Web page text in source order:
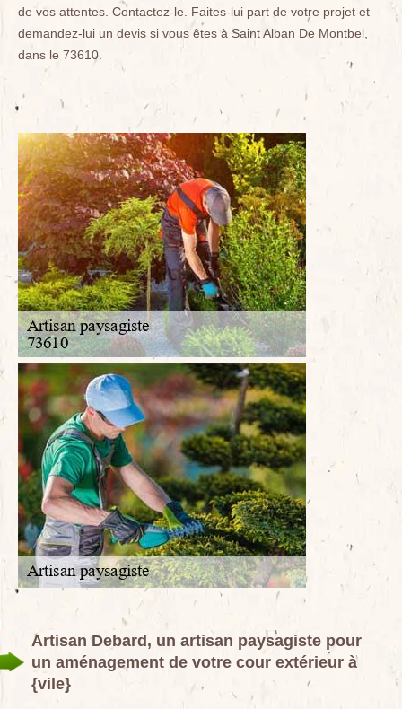
de vos attentes. Contactez-le. Faites-lui part de votre projet et
demandez-lui un devis si vous êtes à Saint Alban De Montbel,
dans le 73610.
Artisan Debard, un artisan paysagiste pour
un aménagement de votre cour extérieur à
{vile}